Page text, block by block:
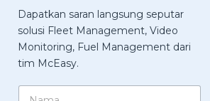
Dapatkan saran langsung seputar
solusi Fleet Management, Video
Monitoring, Fuel Management dari
tim McEasy.
N